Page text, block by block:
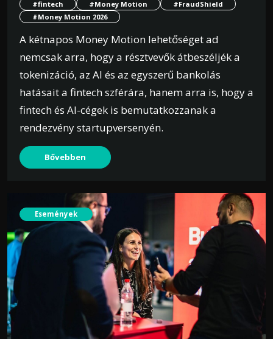
#fintech #Money Motion
#FraudShield
#Money Motion 2026
A kétnapos Money Motion lehetőséget ad
nemcsak arra, hogy a résztvevők átbeszéljék a
tokenizáció, az AI és az egyszerű bankolás
hatásait a fintech szférára, hanem arra is, hogy a
fintech és AI-cégek is bemutatkozzanak a
rendezvény startupversenyén.
Bővebben
Események